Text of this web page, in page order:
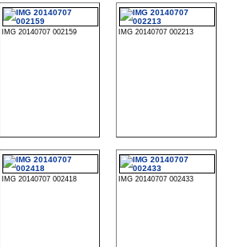
IMG 20140707 002159 IMG 20140707 002213
IMG 20140707 002418 IMG 20140707 002433